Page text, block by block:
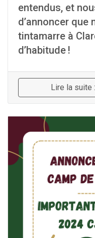
entendus, et
d’annoncer que
tintamarre à
d’habitude !
Lire la suite